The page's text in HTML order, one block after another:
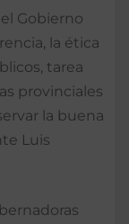
Gobierno
la ética
tarea
provinciales
la buena
Luis